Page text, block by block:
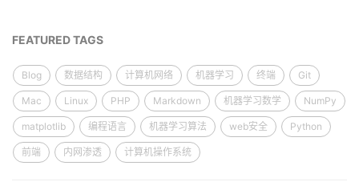
FEATURED TAGS
Blog 数据结构 计算机网络 机器学习 终端 Git
Mac Linux PHP Markdown 机器学习数学 NumPy
matplotlib 编程语言 机器学习算法 web安全 Python
前端 内网渗透 计算机操作系统